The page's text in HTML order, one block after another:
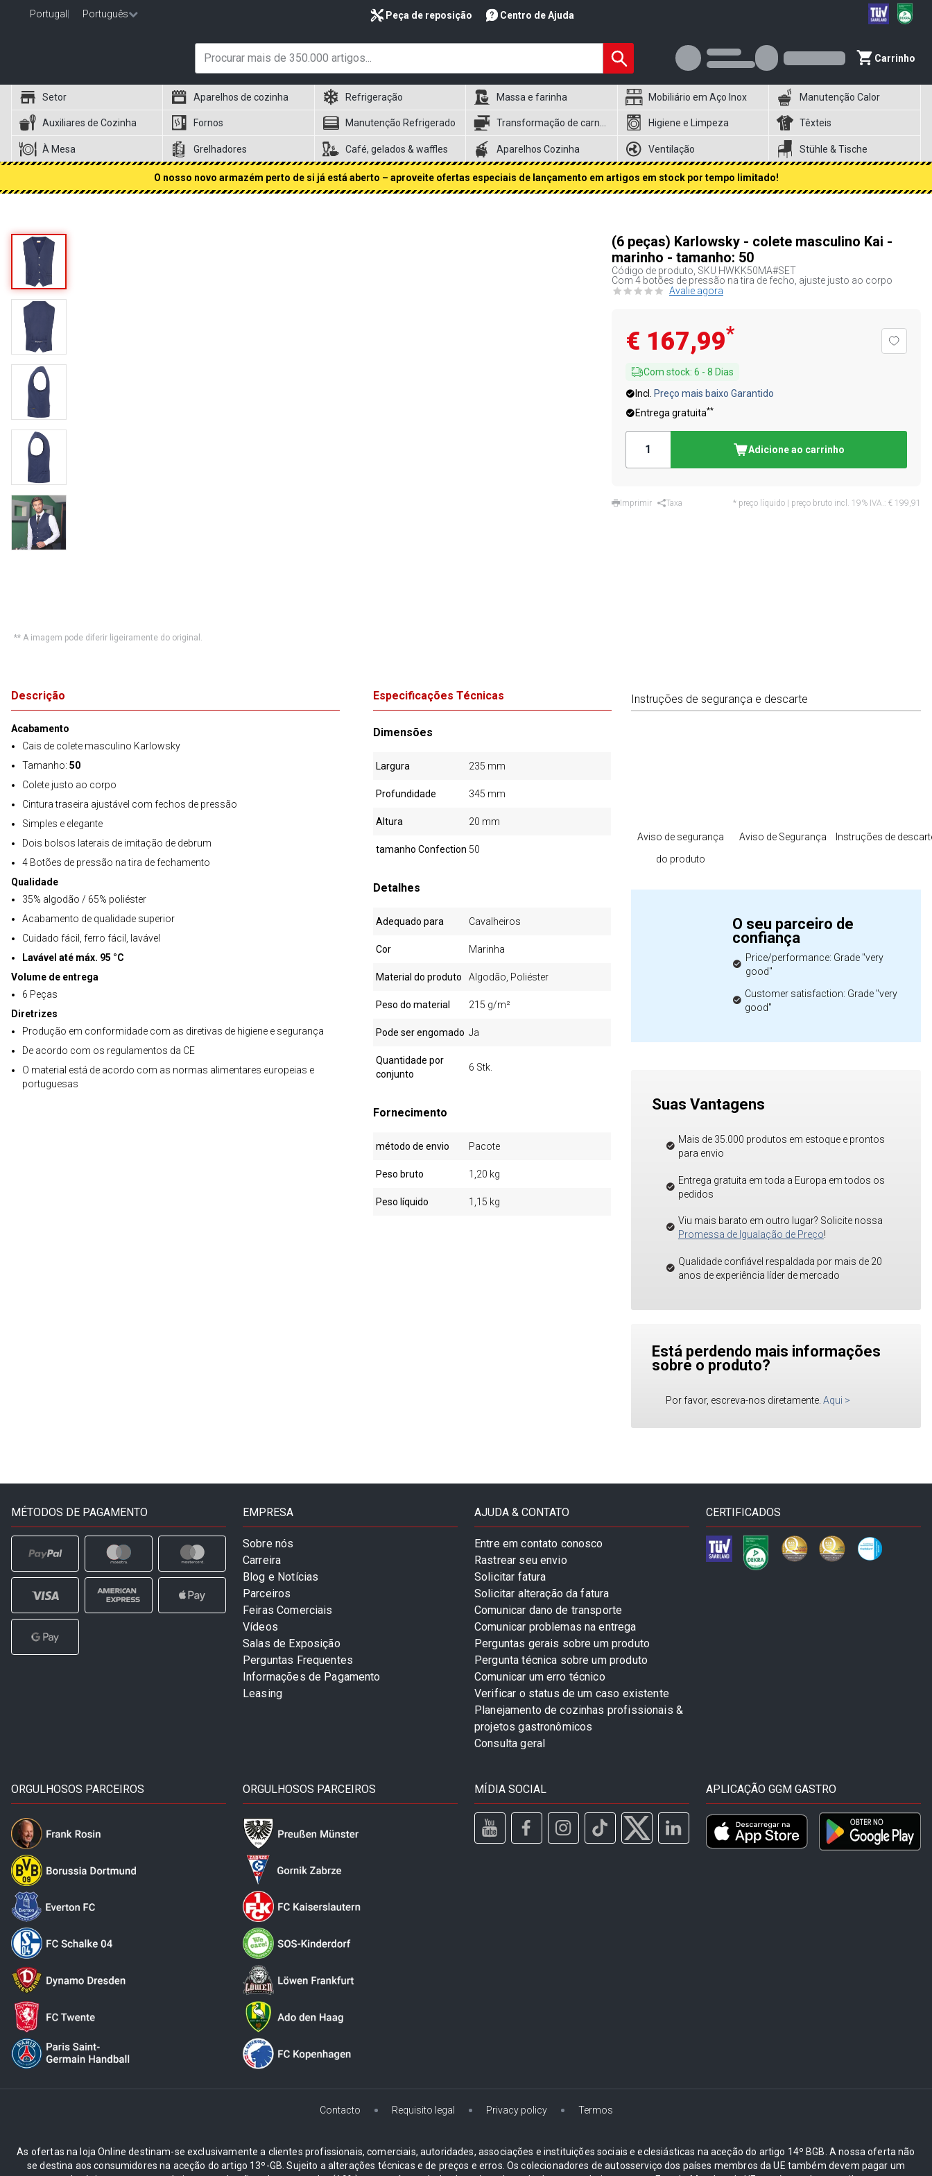
Portugal Português Peça de reposição Centro de Ajuda
Carrinho
Setor Aparelhos de cozinha Refrigeração Massa e farinha Mobiliário em Aço Inox Manutenção Calor
Auxiliares de Cozinha Fornos Manutenção Refrigerado Higiene e Limpeza Têxteis
À Mesa Grelhadores Café, gelados & waffles Aparelhos Cozinha Ventilação Stühle & Tische
O nosso novo armazém perto de si já está aberto – aproveite ofertas especiais de lançamento em artigos em stock por tempo limitado!
** A imagem pode diferir ligeiramente do original.
(6 peças) Karlowsky - colete masculino Kai -
marinho - tamanho: 50
Código de produto, SKU HWKK50MA#SET
Com 4 botões de pressão na tira de fecho, ajuste justo ao corpo
Avalie agora
€ 167,99*
Com stock: 6 - 8 Dias
Incl.
Preço mais baixo Garantido
Entrega gratuita**
Adicione ao carrinho
Imprimir Taxa * preço líquido | preço bruto incl. 19% IVA.: € 199,91
Descrição
Acabamento
Cais de colete masculino Karlowsky
Tamanho: 50
Colete justo ao corpo
Cintura traseira ajustável com fechos de pressão
Simples e elegante
Dois bolsos laterais de imitação de debrum
4 Botões de pressão na tira de fechamento
Qualidade
35% algodão / 65% poliéster
Acabamento de qualidade superior
Cuidado fácil, ferro fácil, lavável
Lavável até máx. 95 °C
Volume de entrega
6 Peças
Diretrizes
Produção em conformidade com as diretivas de higiene e segurança
De acordo com os regulamentos da CE
O material está de acordo com as normas alimentares europeias e
portuguesas
Especificações Técnicas
Dimensões
Largura 235 mm
Profundidade 345 mm
Altura 20 mm
tamanho Confection 50
Detalhes
Adequado para Cavalheiros
Cor Marinha
Material do produto Algodão, Poliéster
Peso do material 215 g/m²
Pode ser engomado Ja
Quantidade por
conjunto
6 Stk.
Fornecimento
método de envio Pacote
Peso bruto 1,20 kg
Peso líquido 1,15 kg
Instruções de segurança e descarte
Aviso de segurança
do produto
Aviso de Segurança Instruções de
O seu parceiro de
confiança
Price/performance: Grade "very
good"
Customer satisfaction: Grade "very
good"
Suas Vantagens
Mais de 35.000 produtos em estoque e prontos
para envio
Entrega gratuita em toda a Europa em todos os
pedidos
Viu mais barato em outro lugar? Solicite nossa
Promessa de Igualação de Preço!
Qualidade confiável respaldada por mais de 20
anos de experiência líder de mercado
Está perdendo mais informações
sobre o produto?
Por favor, escreva-nos diretamente. Aqui >
MÉTODOS DE PAGAMENTO EMPRESA
Sobre nós
Carreira
Blog e Notícias
Parceiros
Feiras Comerciais
Vídeos
Salas de Exposição
Perguntas Frequentes
Informações de Pagamento
Leasing
AJUDA & CONTATO
Entre em contato conosco
Rastrear seu envio
Solicitar fatura
Solicitar alteração da fatura
Comunicar dano de transporte
Comunicar problemas na entrega
Perguntas gerais sobre um produto
Pergunta técnica sobre um produto
Comunicar um erro técnico
Verificar o status de um caso existente
Planejamento de cozinhas profissionais &
projetos gastronômicos
Consulta geral
CERTIFICADOS
ORGULHOSOS PARCEIROS ORGULHOSOS PARCEIROS MÍDIA SOCIAL APLICAÇÃO GGM GASTRO
Contacto Requisito legal Privacy policy Termos
As ofertas na loja Online destinam-se exclusivamente a clientes profissionais, comerciais, autoridades, associações e instituições sociais e eclesiásticas na aceção do artigo 14º BGB. A nossa oferta não
se destina aos consumidores na aceção do artigo 13º-GB. Sujeito a alterações técnicas e de preços e erros. Os colecionadores de autosserviço dos países membros da UE também devem pagar um